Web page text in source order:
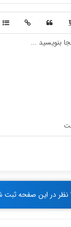
-
-
-
-
-
-
-